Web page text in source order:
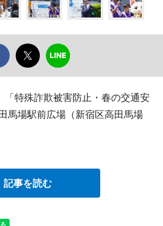
「特殊詐欺被害防止・春の交通安
馬場駅前広場（新宿区高田馬場
記事を読む